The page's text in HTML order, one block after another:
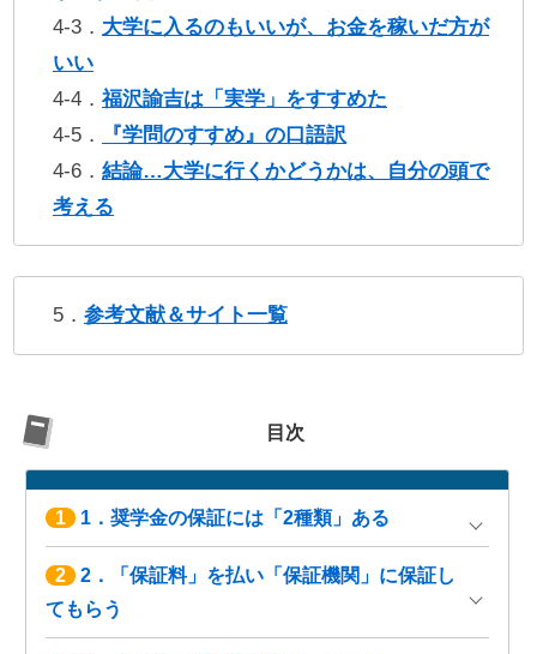
4-3． 大学に入るのもいいが、お金を稼いだ方が
いい
4-4．福沢諭吉は「実学」をすすめた
4-5．
『学問のすすめ』の口語訳
4-6． 結論…大学に行くかどうかは、自分の頭で
考える
5． 参考文献＆サイト一覧
目次
1 1．奨学金の保証には「2種類」ある
2
2．「保証料」を払い「保証機関」に保証し
てもらう